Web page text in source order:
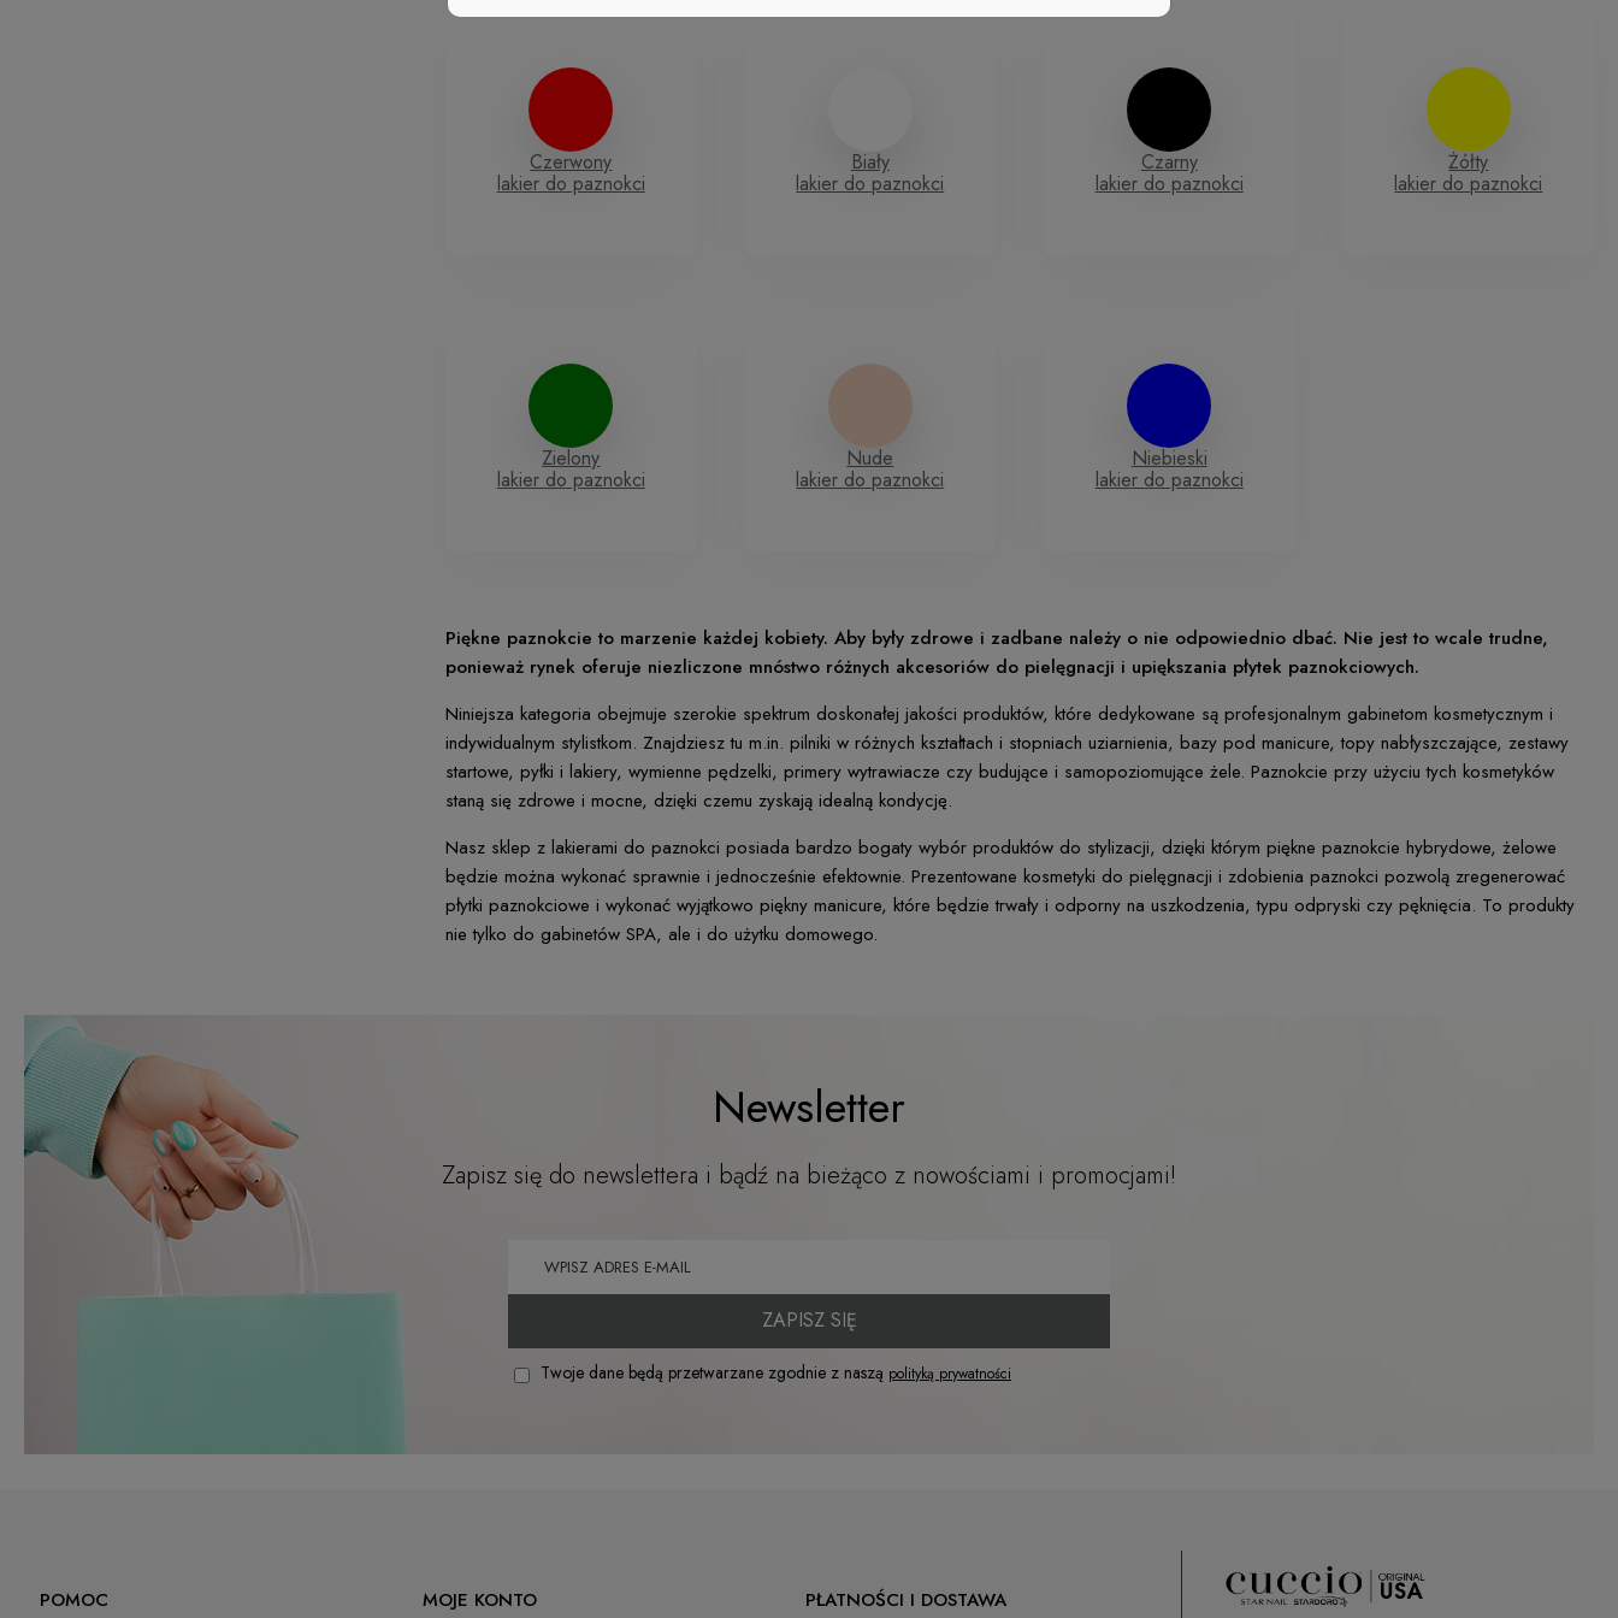
Czerwony
lakier do paznokci
Biały
lakier do paznokci
Czarny
lakier do paznokci
Żółty
lakier do paznokci
Zielony
lakier do paznokci
Nude
lakier do paznokci
Niebieski
lakier do paznokci
Piękne paznokcie to marzenie każdej kobiety. Aby były zdrowe i zadbane należy o nie odpowiednio dbać. Nie jest to wcale trudne,
ponieważ rynek oferuje niezliczone mnóstwo różnych akcesoriów do pielęgnacji i upiększania płytek paznokciowych.
Niniejsza kategoria obejmuje szerokie spektrum doskonałej jakości produktów, które dedykowane są profesjonalnym gabinetom kosmetycznym i
indywidualnym stylistkom. Znajdziesz tu m.in. pilniki w różnych kształtach i stopniach uziarnienia, bazy pod manicure, topy nabłyszczające, zestawy
startowe, pyłki i lakiery, wymienne pędzelki, primery wytrawiacze czy budujące i samopoziomujące żele. Paznokcie przy użyciu tych kosmetyków
staną się zdrowe i mocne, dzięki czemu zyskają idealną kondycję.
Nasz sklep z lakierami do paznokci posiada bardzo bogaty wybór produktów do stylizacji, dzięki którym piękne paznokcie hybrydowe, żelowe
będzie można wykonać sprawnie i jednocześnie efektownie. Prezentowane kosmetyki do pielęgnacji i zdobienia paznokci pozwolą zregenerować
płytki paznokciowe i wykonać wyjątkowo piękny manicure, które będzie trwały i odporny na uszkodzenia, typu odpryski czy pęknięcia. To produkty
nie tylko do gabinetów SPA, ale i do użytku domowego.
Newsletter
Zapisz się do newslettera i bądź na bieżąco z nowościami i promocjami!
ZAPISZ SIĘ
Twoje dane będą przetwarzane zgodnie z naszą polityką prywatności
POMOC MOJE KONTO PŁATNOŚCI I DOSTAWA